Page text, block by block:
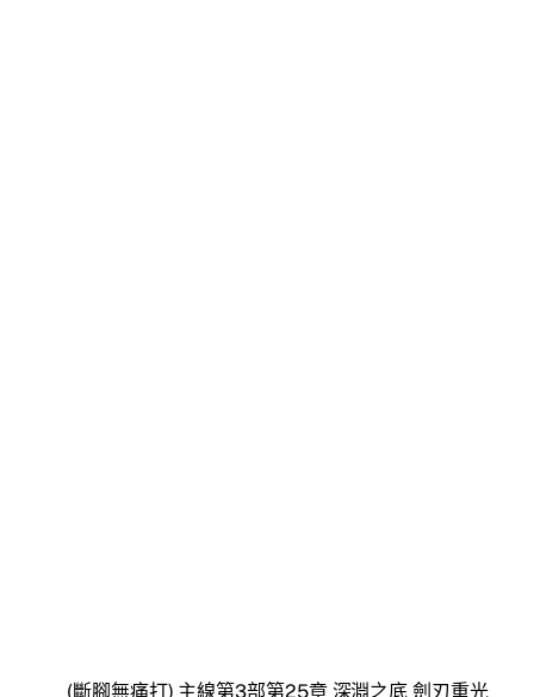
(斷腳無痛打) 主線第3部第25章 深淵之底 劍刃重光